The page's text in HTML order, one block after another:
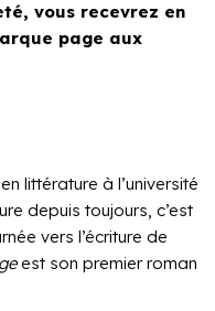
vous recevrez en
page aux
littérature à l’université
depuis toujours, c’est
vers l’écriture de
est son premier roman